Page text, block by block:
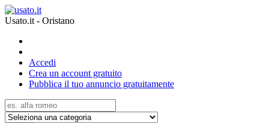
Usato.it - Oristano
Accedi
Crea un account gratuito
Pubblica il tuo annuncio gratuitamente